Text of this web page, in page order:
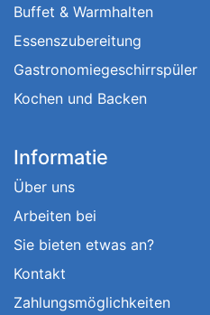
Buffet & Warmhalten
Essenszubereitung
Gastronomiegeschirrspüler
Kochen und Backen
Informatie
Über uns
Arbeiten bei
Sie bieten etwas an?
Kontakt
Zahlungsmöglichkeiten